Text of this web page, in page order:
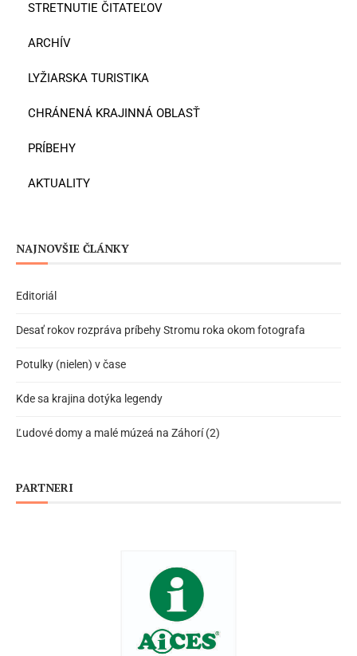
STRETNUTIE ČITATEĽOV
ARCHÍV
LYŽIARSKA TURISTIKA
CHRÁNENÁ KRAJINNÁ OBLASŤ
PRÍBEHY
AKTUALITY
NAJNOVŠIE ČLÁNKY
Editoriál
Desať rokov rozpráva príbehy Stromu roka okom fotografa
Potulky (nielen) v čase
Kde sa krajina dotýka legendy
Ľudové domy a malé múzeá na Záhorí (2)
PARTNERI